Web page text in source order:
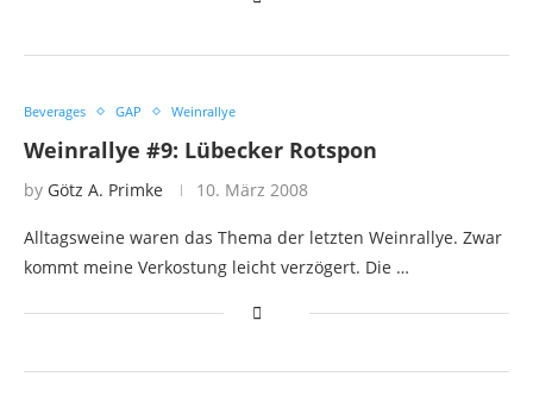
Beverages GAP Weinrallye
Weinrallye #9: Lübecker Rotspon
by Götz A. Primke 10. März 2008
Alltagsweine waren das Thema der letzten Weinrallye. Zwar
kommt meine Verkostung leicht verzögert. Die …